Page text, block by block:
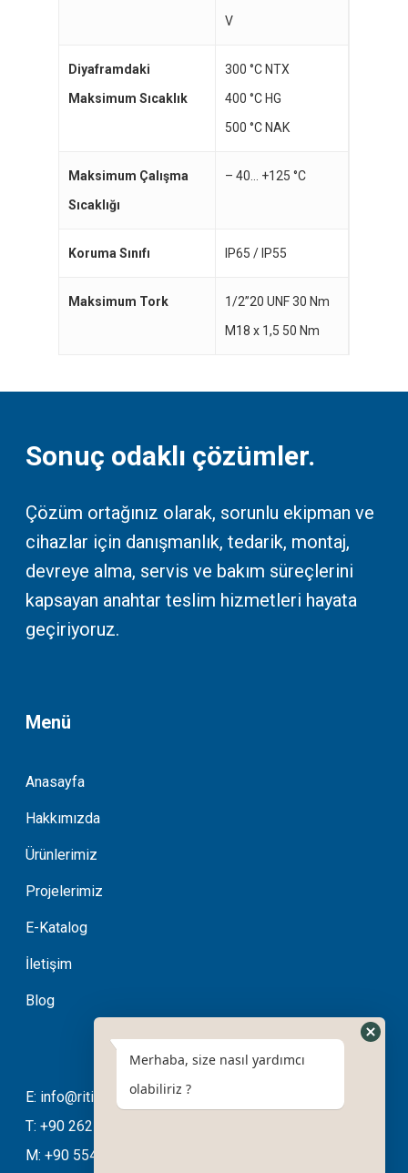
V
Diyaframdaki
Maksimum Sıcaklık
300 °C NTX
400 °C HG
500 °C NAK
Maksimum Çalışma
Sıcaklığı
– 40… +125 °C
Koruma Sınıfı IP65 / IP55
Maksimum Tork
1/2”20 UNF 30 Nm
M18 x 1,5 50 Nm
Sonuç odaklı çözümler.
Çözüm ortağınız olarak, sorunlu ekipman ve
cihazlar için danışmanlık, tedarik, montaj,
devreye alma, servis ve bakım süreçlerini
kapsayan anahtar teslim hizmetleri hayata
geçiriyoruz.
Menü
Anasayfa
Hakkımızda
Ürünlerimiz
Projelerimiz
E-Katalog
İletişim
Blog
E: info@ritimotomasyon.com
T: +90 262 643 20 94
M: +90 554 508 76 03
Merhaba, size nasıl yardımcı
olabiliriz ?